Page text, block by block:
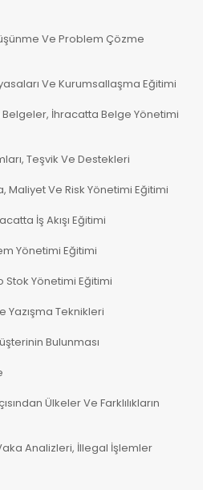
Ve Problem Çözme
Ve Kurumsallaşma Eğitimi
Belgeler, İhracatta Belge Yönetimi
Teşvik Ve Destekleri
Maliyet Ve Risk Yönetimi Eğitimi
İş Akışı Eğitimi
Yönetimi Eğitimi
Yönetimi Eğitimi
Yazışma Teknikleri
Bulunması
Ülkeler Ve Farklılıkların
Analizleri, İllegal İşlemler